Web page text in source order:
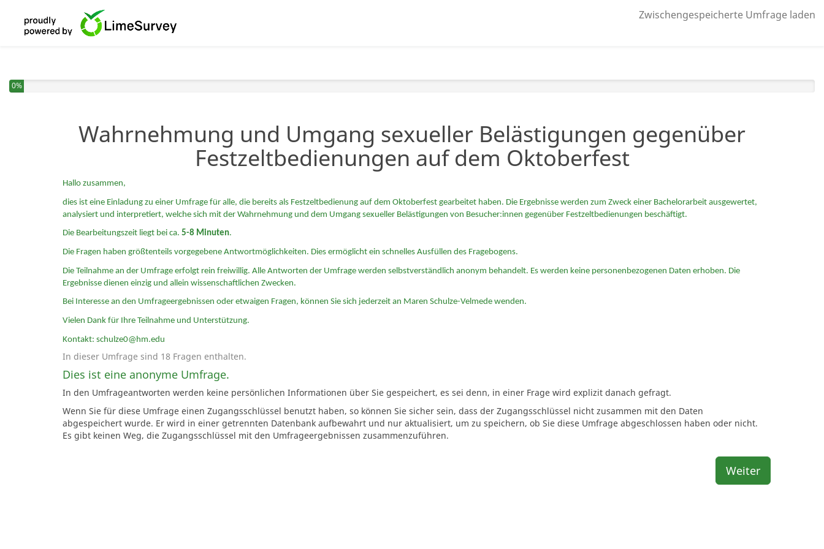
Zwischengespeicherte Umfrage laden
0%
Wahrnehmung und Umgang sexueller Belästigungen gegenüber
Festzeltbedienungen auf dem Oktoberfest
Hallo zusammen,
dies ist eine Einladung zu einer Umfrage für alle, die bereits als Festzeltbedienung auf dem Oktoberfest gearbeitet haben. Die Ergebnisse werden zum Zweck einer Bachelorarbeit ausgewertet,
analysiert und interpretiert, welche sich mit der Wahrnehmung und dem Umgang sexueller Belästigungen von Besucher:innen gegenüber Festzeltbedienungen beschäftigt.
Die Bearbeitungszeit liegt bei ca. 5-8 Minuten.
Die Fragen haben größtenteils vorgegebene Antwortmöglichkeiten. Dies ermöglicht ein schnelles Ausfüllen des Fragebogens.
Die Teilnahme an der Umfrage erfolgt rein freiwillig. Alle Antworten der Umfrage werden selbstverständlich anonym behandelt. Es werden keine personenbezogenen Daten erhoben. Die
Ergebnisse dienen einzig und allein wissenschaftlichen Zwecken.
Bei Interesse an den Umfrageergebnissen oder etwaigen Fragen, können Sie sich jederzeit an Maren Schulze-Velmede wenden.
Vielen Dank für Ihre Teilnahme und Unterstützung.
Kontakt: schulze0@hm.edu
In dieser Umfrage sind 18 Fragen enthalten.
Dies ist eine anonyme Umfrage.
In den Umfrageantworten werden keine persönlichen Informationen über Sie gespeichert, es sei denn, in einer Frage wird explizit danach gefragt.
Wenn Sie für diese Umfrage einen Zugangsschlüssel benutzt haben, so können Sie sicher sein, dass der Zugangsschlüssel nicht zusammen mit den Daten
abgespeichert wurde. Er wird in einer getrennten Datenbank aufbewahrt und nur aktualisiert, um zu speichern, ob Sie diese Umfrage abgeschlossen haben oder nicht.
Es gibt keinen Weg, die Zugangsschlüssel mit den Umfrageergebnissen zusammenzuführen.
Weiter